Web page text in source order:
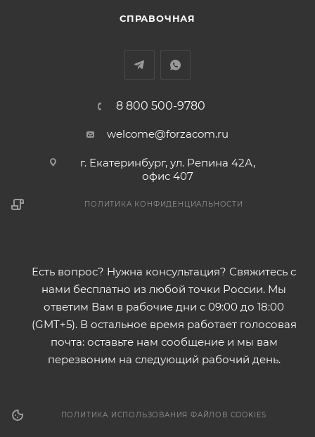
СПРАВОЧНАЯ
8 800 500-9780
welcome@forzacom.ru
г. Екатеринбург, ул. Репина 42А,
офис 407
ПОЛИТИКА КОНФИДЕНЦИАЛЬНОСТИ
Есть вопрос? Нужна консультация? Свяжитесь с
нами бесплатно из любой точки России. Мы
ответим Вам в рабочие дни с 09:00 до 18:00
(GMT+5). В остальное время работает голосовая
почта: оставьте нам сообщение и мы вам
перезвоним на следующий рабочий день.
ПОЛИТИКА ИСПОЛЬЗОВАНИЯ ФАЙЛОВ COOKIES